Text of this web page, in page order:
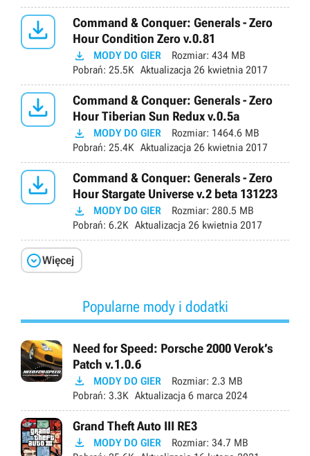

Command & Conquer: Generals - Zero
Hour Condition Zero v.0.81
 MODY DO GIER Rozmiar: 434 MB
Pobrań: 25.5K Aktualizacja 26 kwietnia 2017

Command & Conquer: Generals - Zero
Hour Tiberian Sun Redux v.0.5a
 MODY DO GIER Rozmiar: 1464.6 MB
Pobrań: 25.4K Aktualizacja 26 kwietnia 2017

Command & Conquer: Generals - Zero
Hour Stargate Universe v.2 beta 131223
 MODY DO GIER Rozmiar: 280.5 MB
Pobrań: 6.2K Aktualizacja 26 kwietnia 2017
Więcej
Popularne mody i dodatki
Need for Speed: Porsche 2000 Verok’s
Patch v.1.0.6
 MODY DO GIER Rozmiar: 2.3 MB
Pobrań: 3.3K Aktualizacja 6 marca 2024
Grand Theft Auto III RE3
 MODY DO GIER Rozmiar: 34.7 MB